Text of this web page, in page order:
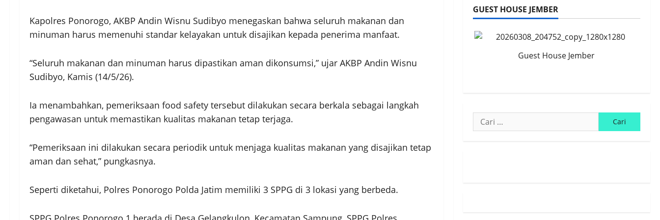
Kapolres Ponorogo, AKBP Andin Wisnu Sudibyo menegaskan bahwa seluruh makanan dan
minuman harus memenuhi standar kelayakan untuk disajikan kepada penerima manfaat.
“Seluruh makanan dan minuman harus dipastikan aman dikonsumsi,” ujar AKBP Andin Wisnu
Sudibyo, Kamis (14/5/26).
Ia menambahkan, pemeriksaan food safety tersebut dilakukan secara berkala sebagai langkah
pengawasan untuk memastikan kualitas makanan tetap terjaga.
“Pemeriksaan ini dilakukan secara periodik untuk menjaga kualitas makanan yang disajikan tetap
aman dan sehat,” pungkasnya.
Seperti diketahui, Polres Ponorogo Polda Jatim memiliki 3 SPPG di 3 lokasi yang berbeda.
GUEST HOUSE JEMBER
Guest House Jember
Cari
untuk: